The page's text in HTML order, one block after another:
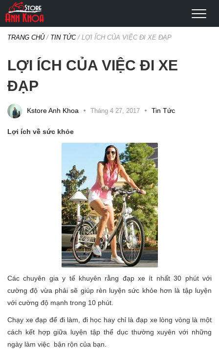
TRANG CHỦ/ TIN TỨC/ LỢI ÍCH CỦA VIỆC ĐI XE ĐẠP
LỢI ÍCH CỦA VIỆC ĐI XE
ĐẠP
Kstore Anh Khoa Tháng 4 27, 2017 Categories
Tin Tức
Lợi ích về sức khỏe
Các chuyên gia y tế khuyên rằng đạp xe ít nhất 30 phút với
cường độ vừa phải sẽ giúp rèn luyện sức khỏe hơn là tập luyện
với cường độ mạnh trong 10 phút.
Chạy xe đạp để đi làm, đi học hay chỉ là đạp xe lòng vòng là một
cách kết hợp giữa luyện tập thể dục thường xuyên với những
ngày làm việc bận rộn của bạn.